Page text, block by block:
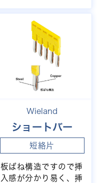
Wieland
ショートバー
短絡片
板ばね構造ですので挿
入感が分かり易く、挿